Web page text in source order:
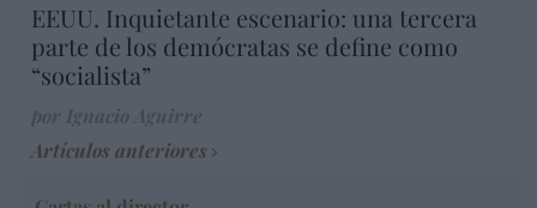
EEUU. Inquietante escenario: una tercera
parte de los demócratas se define como
“socialista”
Artículos anteriores